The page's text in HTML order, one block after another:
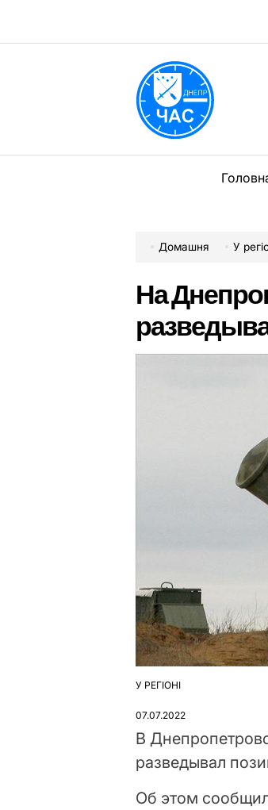
вмісту
Домашня У
На
ОПУБЛІКУВАТИ
У РЕГІОНІ
07.07.2022
В
разведывал
Об этом